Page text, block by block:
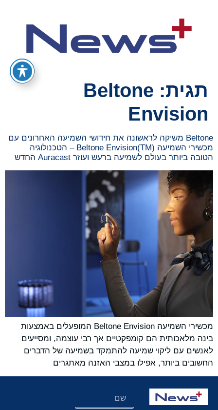
תגית: Beltone
Envision
Beltone משיקה לראשונה את חידושי השמיעה האחרונים עם
מכשירי השמיעה Beltone Envision(TM) – הטכנולוגיה
הטובה ביותר בעולם לשמיעה ברעש ועוזר Auracast החדש
מכשירי השמיעה Beltone Envision המופעלים באמצעות
בינה מלאכותית הם קומפקטיים אך רבי עוצמה, ומסייעים
לאנשים עם ליקוי שמיעה להתמקד בשמיעה של הדברים
החשובים ביותר, אפילו במצבי האזנה מאתגרים